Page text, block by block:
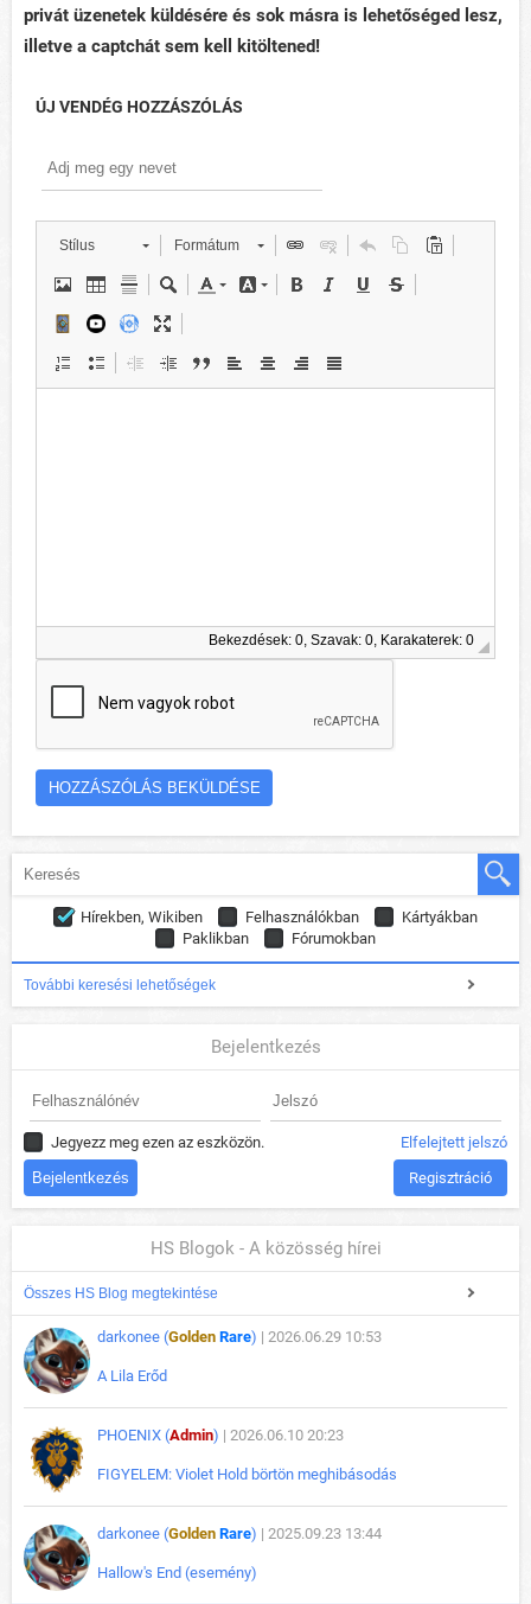
privát üzenetek küldésére és sok másra is lehetőséged lesz,
illetve a captchát sem kell kitöltened!
ÚJ VENDÉG HOZZÁSZÓLÁS
Stílus Formátum
Bekezdések: 0, Szavak: 0, Karakaterek: 0
Hírekben, Wikiben Felhasználókban
Kártyákban
Paklikban
Fórumokban
További keresési lehetőségek
Bejelentkezés
Jegyezz meg ezen az eszközön. Elfelejtett jelszó
Regisztráció
HS Blogok - A közösség hírei
Összes HS Blog megtekintése
darkonee (Golden Rare) | 2026.06.29 10:53
A Lila Erőd
PHOENIX (Admin) | 2026.06.10 20:23
FIGYELEM: Violet Hold börtön meghibásodás
darkonee (Golden Rare) | 2025.09.23 13:44
Hallow's End (esemény)